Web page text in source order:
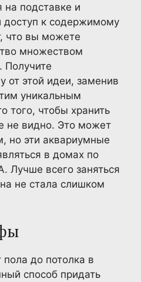
на подставке и
доступ к содержимому
что вы можете
множеством
Получите
от этой идеи, заменив
уникальным
того, чтобы хранить
не видно. Это может
но эти аквариумные
в домах по
Лучше всего заняться
не стала слишком
до потолка в
способ придать